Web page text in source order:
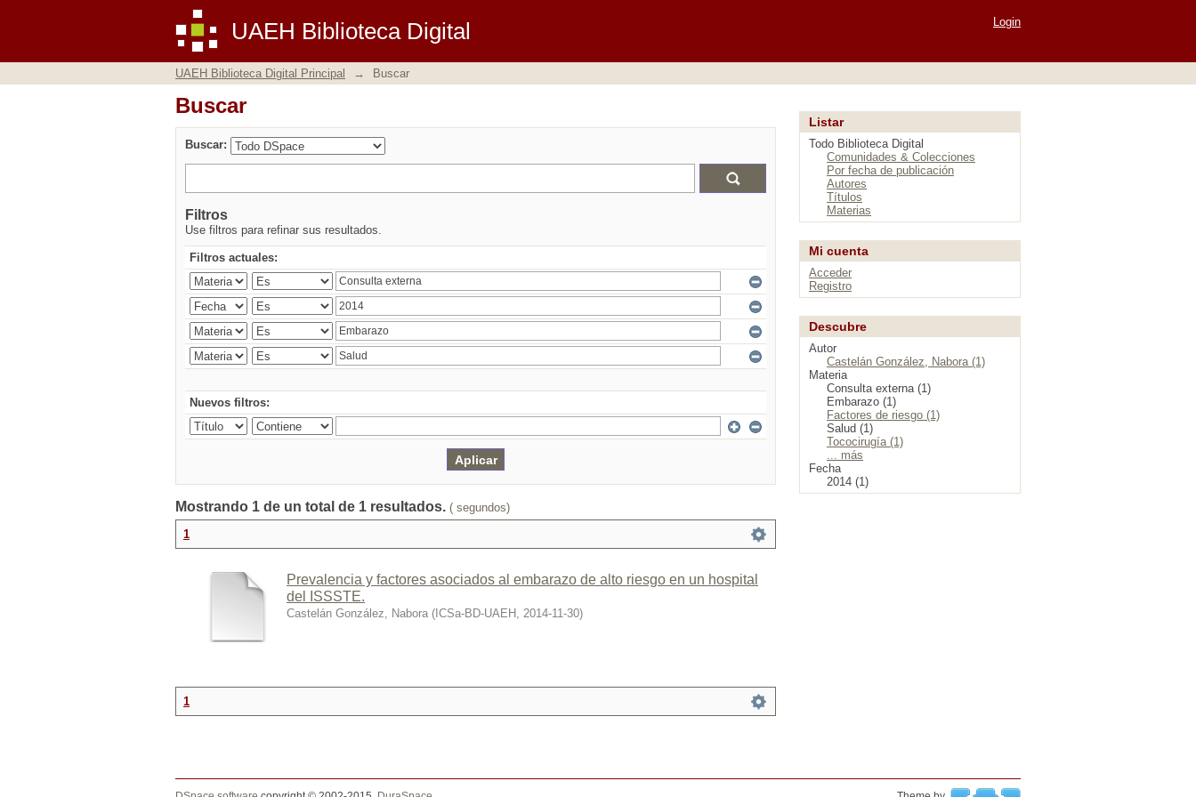
UAEH Biblioteca Digital
Buscar Login
UAEH Biblioteca Digital Principal → Buscar
Buscar
Buscar:
Filtros
Use filtros para refinar sus resultados.
Filtros actuales:
Nuevos filtros:
Mostrando 1 de un total de 1 resultados. ( segundos)
1
Prevalencia y factores asociados al embarazo de alto riesgo en un hospital
del ISSSTE.
Castelán González, Nabora ( ICSa-BD-UAEH , 2014-11-30)
1
Listar
Todo Biblioteca Digital
Comunidades & Colecciones
Por fecha de publicación
Autores
Títulos
Materias
Mi cuenta
Acceder
Registro
Descubre
Autor
Castelán González, Nabora (1)
Materia
Consulta externa (1)
Embarazo (1)
Factores de riesgo (1)
Salud (1)
Tococirugía (1)
... más
Fecha
2014 (1)